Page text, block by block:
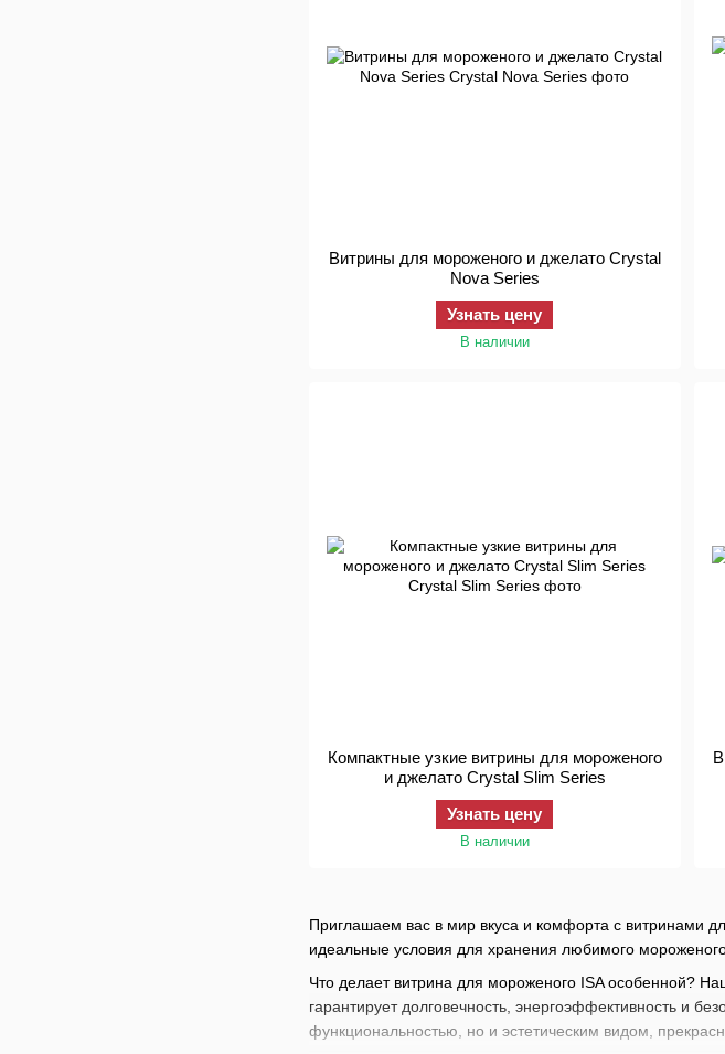
Приглашаем вас в мир вкуса и комфорта с витринами
идеальные условия для хранения любимого
Что делает витрина для мороженого ISA особенной?
гарантирует долговечность, энергоэффективность и
функциональностью, но и эстетическим видом,
Витрины для мороженого и джелато Crystal
Nova Series
Узнать цену
В наличии
Компактные узкие витрины для мороженого
и джелато Crystal Slim Series
Узнать цену
В наличии